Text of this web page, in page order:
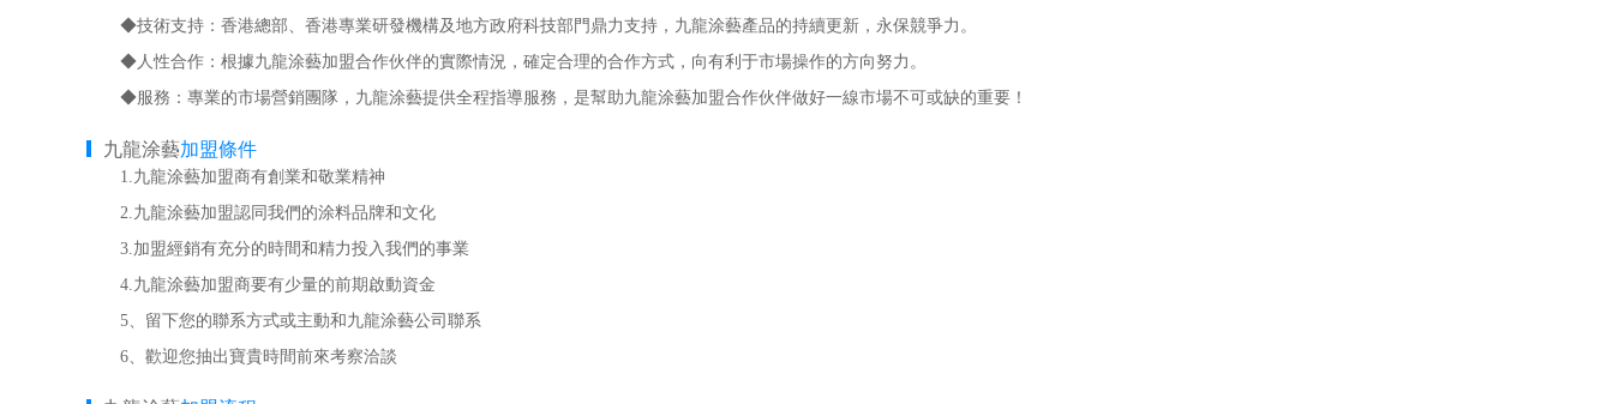
◆技術支持：香港總部、香港專業研發機構及地方政府科技部門鼎力支持，九龍涂藝產品的持續更新，永保競爭力。
◆人性合作：根據九龍涂藝加盟合作伙伴的實際情況，確定合理的合作方式，向有利于市場操作的方向努力。
◆服務：專業的市場營銷團隊，九龍涂藝提供全程指導服務，是幫助九龍涂藝加盟合作伙伴做好一線市場不可或缺的重要！
九龍涂藝加盟條件
1.九龍涂藝加盟商有創業和敬業精神
2.九龍涂藝加盟認同我們的涂料品牌和文化
3.加盟經銷有充分的時間和精力投入我們的事業
4.九龍涂藝加盟商要有少量的前期啟動資金
5、留下您的聯系方式或主動和九龍涂藝公司聯系
6、歡迎您抽出寶貴時間前來考察洽談